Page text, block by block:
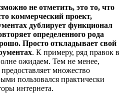
не отметить, это то, что
коммерческий проект,
дублирует функционал
определенного рода
Просто откладывает свой
. К примеру, ряд правок в
ожидаем. Тем не менее,
множество
пользовался практически
интернета.